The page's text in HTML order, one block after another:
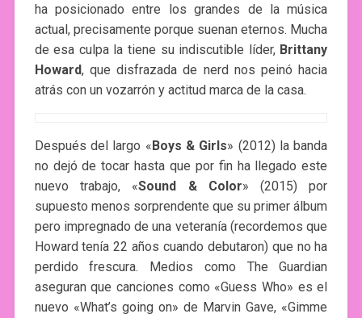
ha posicionado entre los grandes de la música
actual, precisamente porque suenan eternos. Mucha
de esa culpa la tiene su indiscutible líder, Brittany
Howard, que disfrazada de nerd nos peinó hacia
atrás con un vozarrón y actitud marca de la casa.
Después del largo «Boys & Girls» (2012) la banda
no dejó de tocar hasta que por fin ha llegado este
nuevo trabajo, «Sound & Color» (2015) por
supuesto menos sorprendente que su primer álbum
pero impregnado de una veteranía (recordemos que
Howard tenía 22 años cuando debutaron) que no ha
perdido frescura. Medios como The Guardian
aseguran que canciones como «Guess Who» es el
nuevo «What’s going on» de Marvin Gave, «Gimme